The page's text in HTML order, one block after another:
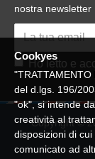
nostra newsletter
Ho letto e
Copyright ©
Cookyes
del d.lgs. 196/
"ok", si intende
creatività al
disposizioni di
comunicato ad